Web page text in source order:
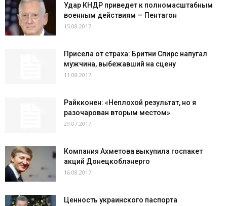
Удар КНДР приведет к полномасштабным
военным действиям — Пентагон
15.08.2017
Присела от страха: Бритни Спирс напугал
мужчина, выбежавший на сцену
11.08.2017
Райкконен: «Неплохой результат, но я
разочарован вторым местом»
29.07.2017
Компания Ахметова выкупила госпакет
акций Донецкоблэнерго
16.08.2017
Ценность украинского паспорта